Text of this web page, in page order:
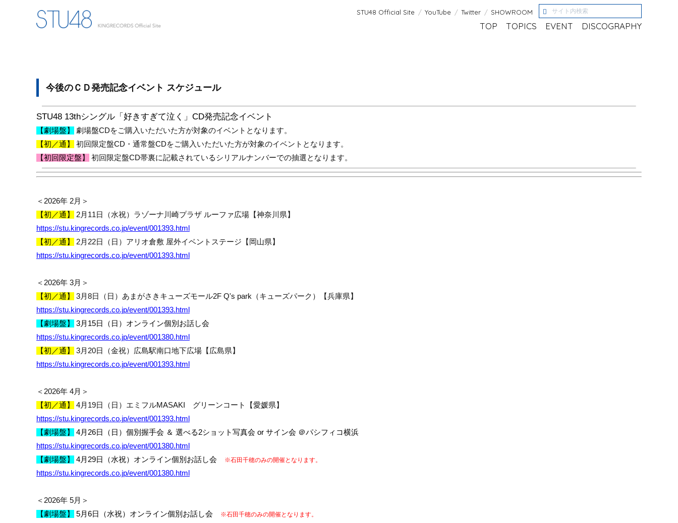
TOP TOPICS EVENT DISCOGRAPHY
STU48 Official Site YouTube Twitter SHOWROOM
今後のＣＤ発売記念イベント スケジュール
STU48 13thシングル「好きすぎて泣く」 CD発売記念イベント
【劇場盤】 劇場盤CDをご購入いただいた方が対象のイベントとなります。
【初／通】
初回限定盤CD ・通常盤CDをご購入いただいた方が対象のイベントとなります。
【初回限定盤】
初回限定盤CD帯裏に記載されているシリアルナンバーでの抽選となります。
＜ 2026年 2月＞
【初／通】
2月 11 日（水祝）ラゾーナ川崎プラザ ルーファ広場【神奈川県】
https://stu.kingrecords.co.jp/event/001393.html
【初／通】
2月 22日（日）アリオ倉敷 屋外イベントステージ【岡山県】
https://stu.kingrecords.co.jp/event/001393.html
＜ 2026年 3月＞
【初／通】
3月 8日（日）あまがさきキューズモール2F Q's park （キューズパーク）【兵庫県】
https://stu.kingrecords.co.jp/event/001393.html
【劇場盤】
3月 15日（日）オンライン個別お話し会
https://stu.kingrecords.co.jp/event/001380.html
【初／通】
3月 20日（金祝）広島駅南口地下広場【広島県】
https://stu.kingrecords.co.jp/event/001393.html
＜ 2026年 4月＞
【初／通】
4月 19日（日）エミフルMASAKI
グリーンコート【愛媛県】
https://stu.kingrecords.co.jp/event/001393.html
【劇場盤】
4月 26日（日） 個別握手会 ＆ 選べる2ショット写真会 or サイン会 ＠パシフィコ横浜
https://stu.kingrecords.co.jp/event/001380.html
【劇場盤】
4月 29日（水祝） オンライン個別お話し会 ※石田千穂のみの開催となります。
https://stu.kingrecords.co.jp/event/001380.html
＜ 2026年 5月＞
【劇場盤】
5月 6日（水祝） オンライン個別お話し会 ※石田千穂のみの開催となります。